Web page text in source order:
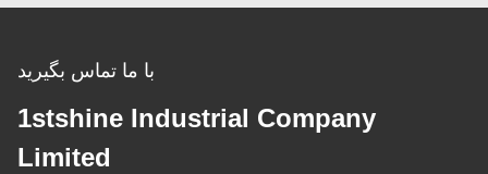
با ما تماس بگیرید
1stshine Industrial Company
Limited